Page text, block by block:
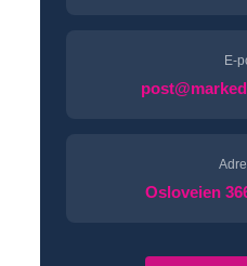
E-
Osloveien